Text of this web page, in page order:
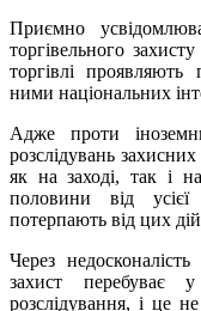
Приємно
торгівельного
торгівлі
ними національних
Адже проти
розслідувань
як на заході, так і
половини від усієї
потерпають від цих
Через
захист перебуває
розслідування, і це